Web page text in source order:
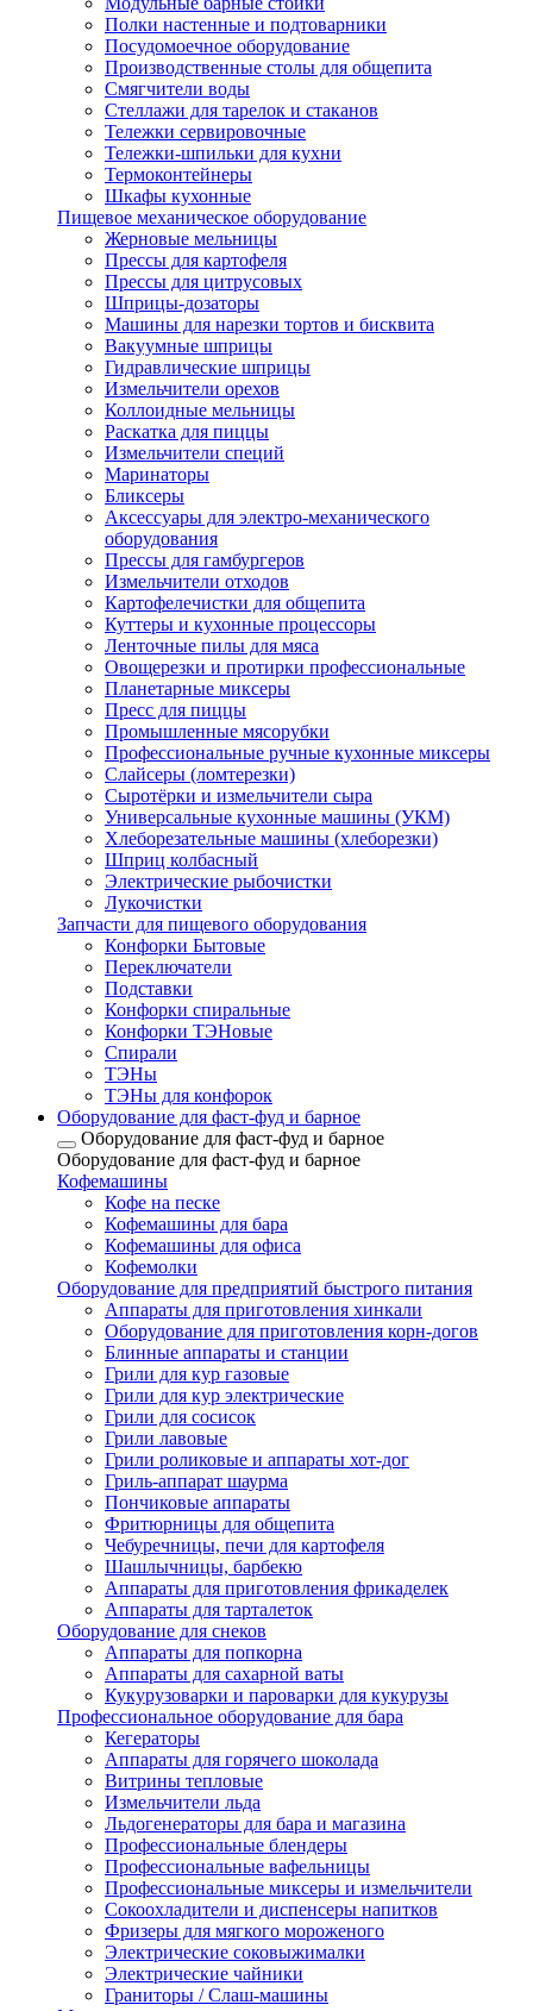
Полки настенные и подтоварники
Посудомоечное оборудование
Производственные столы для общепита
Смягчители воды
Стеллажи для тарелок и стаканов
Тележки сервировочные
Тележки-шпильки для кухни
Термоконтейнеры
Шкафы кухонные
Пищевое механическое оборудование
Жерновые мельницы
Прессы для картофеля
Прессы для цитрусовых
Шприцы-дозаторы
Машины для нарезки тортов и бисквита
Вакуумные шприцы
Гидравлические шприцы
Измельчители орехов
Коллоидные мельницы
Раскатка для пиццы
Измельчители специй
Маринаторы
Бликсеры
Аксессуары для электро-механического
оборудования
Прессы для гамбургеров
Измельчители отходов
Картофелечистки для общепита
Куттеры и кухонные процессоры
Ленточные пилы для мяса
Овощерезки и протирки профессиональные
Планетарные миксеры
Пресс для пиццы
Промышленные мясорубки
Профессиональные ручные кухонные миксеры
Слайсеры (ломтерезки)
Сыротёрки и измельчители сыра
Универсальные кухонные машины (УКМ)
Хлеборезательные машины (хлеборезки)
Шприц колбасный
Электрические рыбочистки
Лукочистки
Запчасти для пищевого оборудования
Конфорки Бытовые
Переключатели
Подставки
Конфорки спиральные
Конфорки ТЭНовые
Спирали
ТЭНы
ТЭНы для конфорок
Оборудование для фаст-фуд и барное
Оборудование для фаст-фуд и барное
Оборудование для фаст-фуд и барное
Кофемашины
Кофе на песке
Кофемашины для бара
Кофемашины для офиса
Кофемолки
Оборудование для предприятий быстрого питания
Аппараты для приготовления хинкали
Оборудование для приготовления корн-догов
Блинные аппараты и станции
Грили для кур газовые
Грили для кур электрические
Грили для сосисок
Грили лавовые
Грили роликовые и аппараты хот-дог
Гриль-аппарат шаурма
Пончиковые аппараты
Фритюрницы для общепита
Чебуречницы, печи для картофеля
Шашлычницы, барбекю
Аппараты для приготовления фрикаделек
Аппараты для тарталеток
Оборудование для снеков
Аппараты для попкорна
Аппараты для сахарной ваты
Кукурузоварки и пароварки для кукурузы
Профессиональное оборудование для бара
Кегераторы
Аппараты для горячего шоколада
Витрины тепловые
Измельчители льда
Льдогенераторы для бара и магазина
Профессиональные блендеры
Профессиональные вафельницы
Профессиональные миксеры и измельчители
Сокоохладители и диспенсеры напитков
Фризеры для мягкого мороженого
Электрические соковыжималки
Электрические чайники
Граниторы / Слаш-машины